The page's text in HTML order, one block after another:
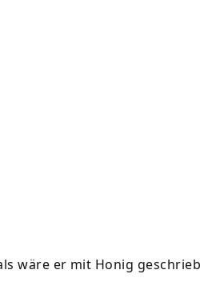
wäre er mit Honig